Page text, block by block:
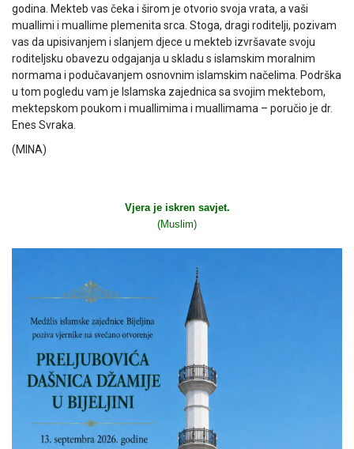
godina. Mekteb vas čeka i širom je otvorio svoja vrata, a vaši
muallimi i muallime plemenita srca. Stoga, dragi roditelji, pozivam
vas da upisivanjem i slanjem djece u mekteb izvršavate svoju
roditeljsku obavezu odgajanja u skladu s islamskim moralnim
normama i podučavanjem osnovnim islamskim načelima. Podrška
u tom pogledu vam je Islamska zajednica sa svojim mektebom,
mektepskom poukom i muallimima i muallimama – poručio je dr.
Enes Svraka.
(MINA)
Vjera je iskren savjet.
(Muslim)